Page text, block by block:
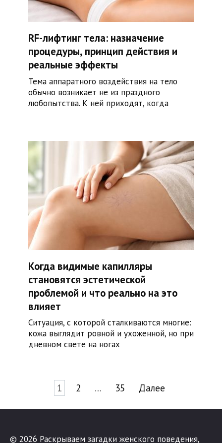
RF-лифтинг тела: назначение
процедуры, принцип действия и
реальные эффекты
Тема аппаратного воздействия на тело
обычно возникает не из праздного
любопытства. К ней приходят, когда
Когда видимые капилляры
становятся эстетической
проблемой и что реально на это
влияет
Ситуация, с которой сталкиваются многие:
кожа выглядит ровной и ухоженной, но при
дневном свете на ногах
1 2 … 35 Далее
© 2026 Раскрываем загадки женского поведения,